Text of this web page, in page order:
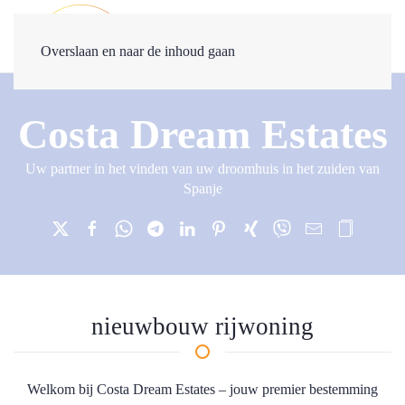
Overslaan en naar de inhoud gaan
Costa Dream Estates
Uw partner in het vinden van uw droomhuis in het zuiden van
Spanje
nieuwbouw rijwoning
Welkom bij Costa Dream Estates – jouw premier bestemming